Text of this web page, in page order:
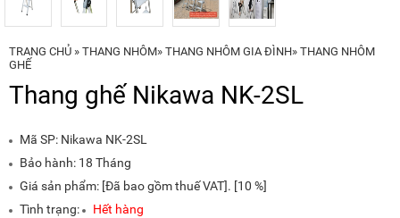
NÂNG
TAY
VIDEO
BÁO
CHÍ
VỀ
NIKAWA
(THANG
RÚT
CÁCH
ĐIỆN
THANG
NHÔM
CHỮ
A
TRANG CHỦ » THANG NHÔM» THANG NHÔM GIA ĐÌNH» THANG NHÔM
GHẾ
Thang ghế Nikawa NK-2SL
Mã SP: Nikawa NK-2SL
Bảo hành: 18 Tháng
Giá sản phẩm: [Đã bao gồm thuế VAT]. [10 %]
Tình trạng:
Hết hàng